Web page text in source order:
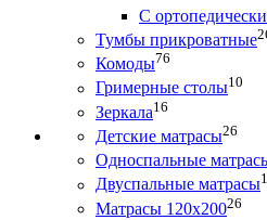
С
Тумбы прикроватные
Комоды76
Гримерные столы10
Зеркала16
Детские матрасы26
Односпальные
Двуспальные матрасы
Матрасы 120х20026